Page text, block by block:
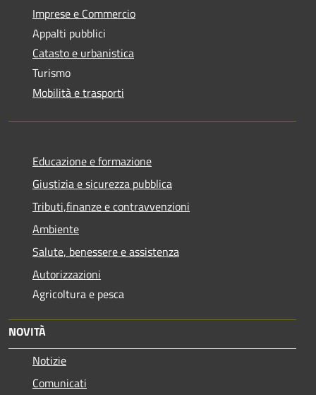
Imprese e Commercio
Appalti pubblici
Catasto e urbanistica
Turismo
Mobilità e trasporti
Educazione e formazione
Giustizia e sicurezza pubblica
Tributi,finanze e contravvenzioni
Ambiente
Salute, benessere e assistenza
Autorizzazioni
Agricoltura e pesca
NOVITÀ
Notizie
Comunicati